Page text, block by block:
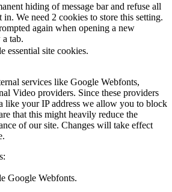
hiding of message bar and refuse all
We need 2 cookies to store this setting.
again when opening a new
tab.
essential site cookies.
services like Google Webfonts,
Video providers. Since these providers
like your IP address we allow you to block
that this might heavily reduce the
of our site. Changes will take effect
Google Webfonts.